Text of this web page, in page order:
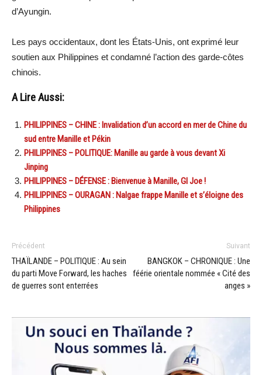
d’Ayungin.
Les pays occidentaux, dont les États-Unis, ont exprimé leur
soutien aux Philippines et condamné l’action des garde-côtes
chinois.
A Lire Aussi:
PHILIPPINES – CHINE : Invalidation d’un accord en mer de Chine du
sud entre Manille et Pékin
PHILIPPINES – POLITIQUE: Manille au garde à vous devant Xi
Jinping
PHILIPPINES – DÉFENSE : Bienvenue à Manille, GI Joe !
PHILIPPINES – OURAGAN : Nalgae frappe Manille et s’éloigne des
Philippines
Précédent
THAÏLANDE – POLITIQUE : Au sein
du parti Move Forward, les haches
de guerres sont enterrées
Suivant
BANGKOK – CHRONIQUE : Une
féérie orientale nommée « Cité des
anges »